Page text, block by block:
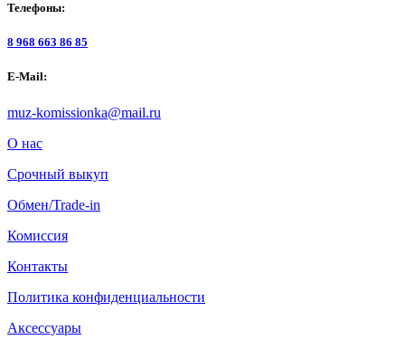
Телефоны:
8 968 663 86 85
E-Mail:
muz-komissionka@mail.ru
О нас
Срочный выкуп
Обмен/Trade-in
Комиссия
Контакты
Политика конфиденциальности
Аксессуары